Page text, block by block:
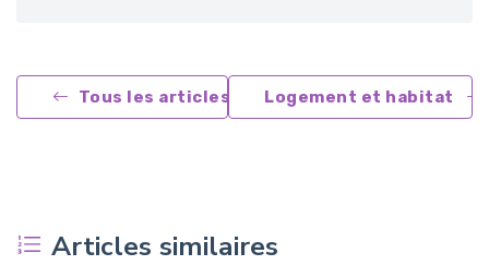
Tous les articles Logement et habitat
Articles similaires